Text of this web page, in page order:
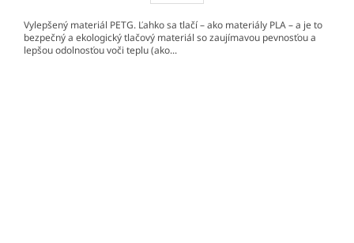
Vylepšený materiál PETG. Ľahko sa tlačí – ako materiály PLA – a je to
bezpečný a ekologický tlačový materiál so zaujímavou pevnosťou a
lepšou odolnosťou voči teplu (ako...